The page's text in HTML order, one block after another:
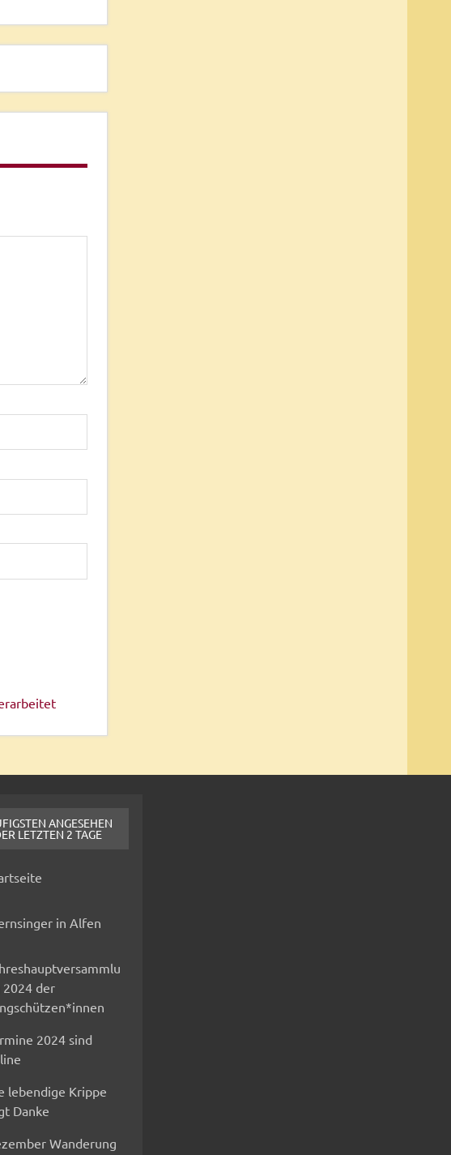
ANGESEHEN
LETZTEN 2 TAGE
in Alfen
2024 der
2024 sind
lebendige Krippe
Danke
Wanderung